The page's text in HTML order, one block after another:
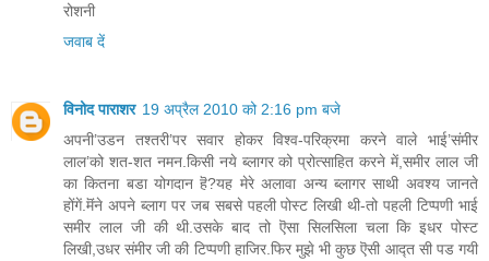
रोशनी
जवाब दें
विनोद पाराशर 19 अप्रैल 2010 को 2:16 pm बजे
अपनी’उडन तश्तरी’पर सवार होकर विश्व-परिक्रमा करने वाले भाई’संमीर
लाल’को शत-शत नमन.किसी नये ब्लागर को प्रोत्साहित करने में,समीर लाल जी
का कितना बडा योगदान हॆ?यह मेरे अलावा अन्य ब्लागर साथी अवश्य जानते
होंगें.मॆंने अपने ब्लाग पर जब सबसे पहली पोस्ट लिखी थी-तो पहली टिप्पणी भाई
समीर लाल जी की थी.उसके बाद तो ऎसा सिलसिला चला कि इधर पोस्ट
लिखी,उधर संमीर जी की टिप्पणी हाजिर.फिर मुझे भी कुछ ऎसी आद्त सी पड गयी